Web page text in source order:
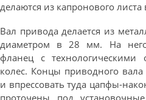
делаются из капронового
Вал привода делается из
диаметром в 28 мм. На него
фланец с технологическими
колес. Концы приводного
и впрессовать туда цапфы-
проточены под